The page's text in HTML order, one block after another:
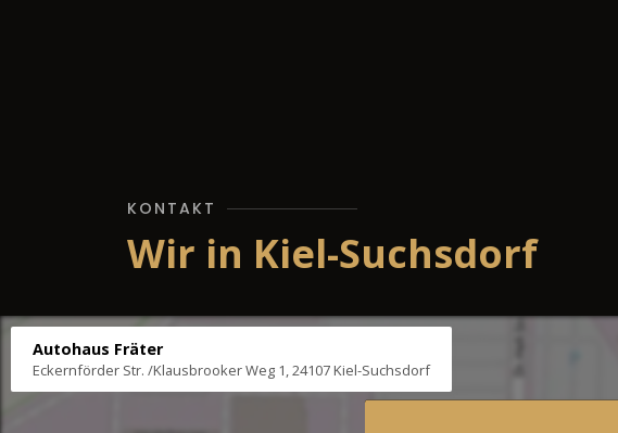
KONTAKT
Wir in Kiel-Suchsdorf
Autohaus Fräter
Eckernförder Str. /Klausbrooker Weg 1, 24107 Kiel-Suchsdorf